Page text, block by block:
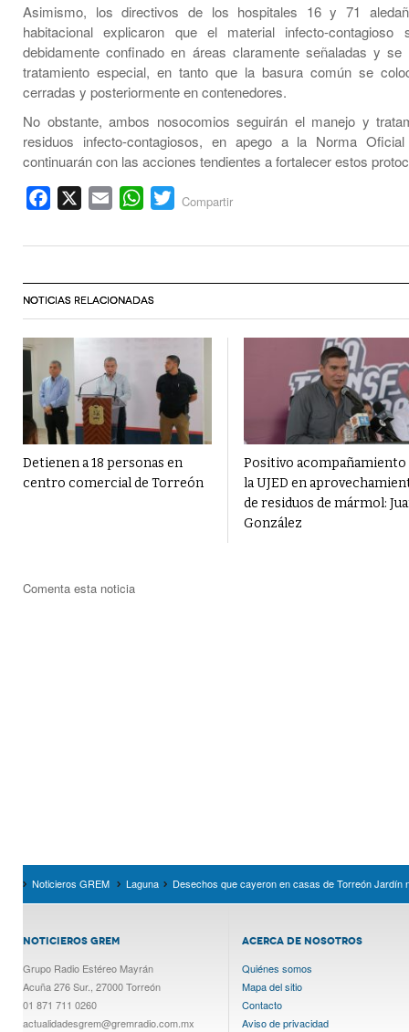
Asimismo, los directivos de los hospitales 16 y 71
habitacional explicaron que el material infecto-contagioso
debidamente confinado en áreas claramente señaladas y
tratamiento especial, en tanto que la basura común se
cerradas y posteriormente en contenedores.
No obstante, ambos nosocomios seguirán el manejo y
residuos infecto-contagiosos, en apego a la Norma
continuarán con las acciones tendientes a fortalecer estos
Facebook Email WhatsApp
Twitter
Compartir
NOTICIAS RELACIONADAS
Detienen a 18 personas en
centro comercial de Torreón
Positivo acompañamiento
la UJED en
de residuos de mármol:
González
Comenta esta noticia
Noticieros GREM Laguna Desechos que cayeron en casas de Torreón Jardín
NOTICIEROS GREM
Grupo Radio Estéreo Mayrán
Acuña 276 Sur., 27000 Torreón
01 871 711 0260
actualidadesgrem@gremradio.com.mx
ACERCA DE NOSOTROS
Quiénes somos
Mapa del sitio
Contacto
Aviso de privacidad